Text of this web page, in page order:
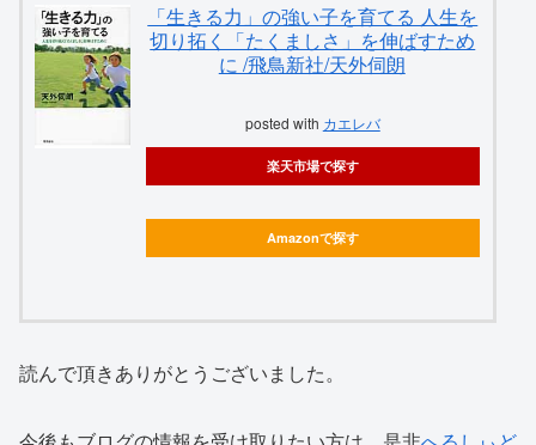
「生きる力」の強い子を育てる 人生を
切り拓く「たくましさ」を伸ばすため
に /飛鳥新社/天外伺朗
posted with カエレバ
楽天市場で探す
Amazonで探す
読んで頂きありがとうございました。